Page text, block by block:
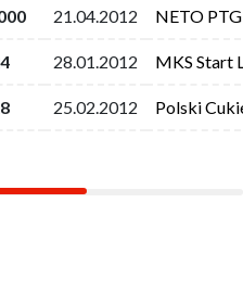
21.04.2012 NETO
28.01.2012 MKS Start
25.02.2012 Polski
21.04.2012 NETO
28.01.2012 MKS Start
25.02.2012 Polski